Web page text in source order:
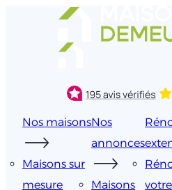
Nos maisons
Maisons sur
mesure
Nos
annonces
Maisons